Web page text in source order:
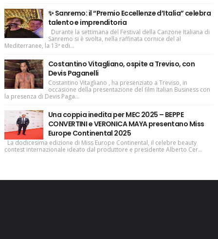
✨ Sanremo: il “Premio Eccellenze d’Italia” celebra
talento e imprenditoria
Durante la settimana del Festival della Canzone Italiana di
Sanremo si è svolta, nella raffinata cornice del al
Mediterranee, la 13ª edi...
Costantino Vitagliano, ospite a Treviso, con
Devis Paganelli
Costantino Vitagliano , ha presenziato a Treviso, in
occasione della presentazione del film Italian Business con
la presenza di Devis Paga...
Una coppia inedita per MEC 2025 – BEPPE
CONVERTINI e VERONICA MAYA presentano Miss
Europe Continental 2025
La dodicesima edizione di Miss Europe Continental, il celebre beauty
contest internazionale ideato dal produttore e presidente Alberto Cer...